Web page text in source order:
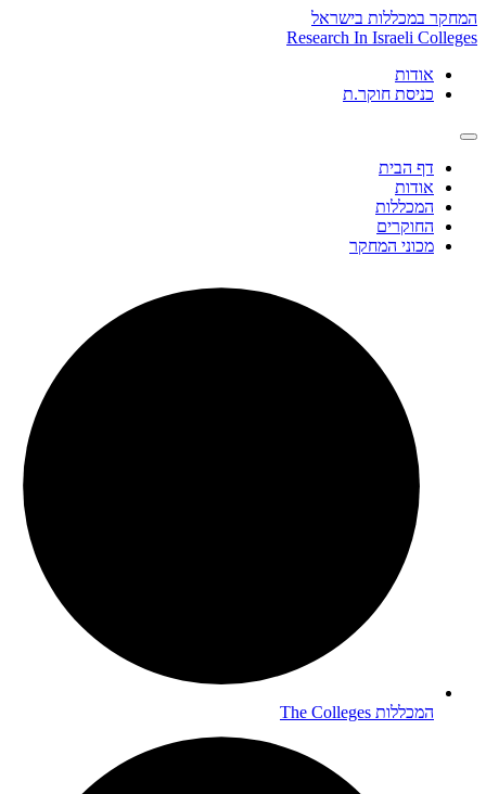
Skip
to
המחקר במכללות בישראל
Research In Israeli Colleges
אודות
כניסת חוקר.ת
דף הבית
אודות
המכללות
החוקרים
מכוני המחקר
המכללות The Colleges